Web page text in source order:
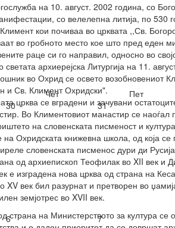
на 10. август. 2002 година, со
со велелепна литија, по 530
кои почиваа во црквата ,,Св.
во гробното место кое што пред еден
раце си го направил, односно во
архиерејска Литургија на 11.
во Охрид се освето возобновениот
и Св. Климент Охридски".
црква се вградени и зачувани
Во Климентовиот манастир се наоѓал
на словенската писменост и
Охридската книжевна школа, од која се
словенската писменос дури ди
од архиепископ Теофилак во XII век и
е изградена нова црква од страна на
XV век бил разурнат и претворен во
земјотрес во XVII век.
страна на Министерството за култура се
Чет Пет
30 31
6
7